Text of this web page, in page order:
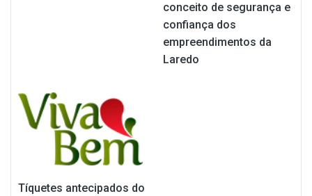
conceito de segurança e
confiança dos
empreendimentos da
Laredo
Tíquetes antecipados do